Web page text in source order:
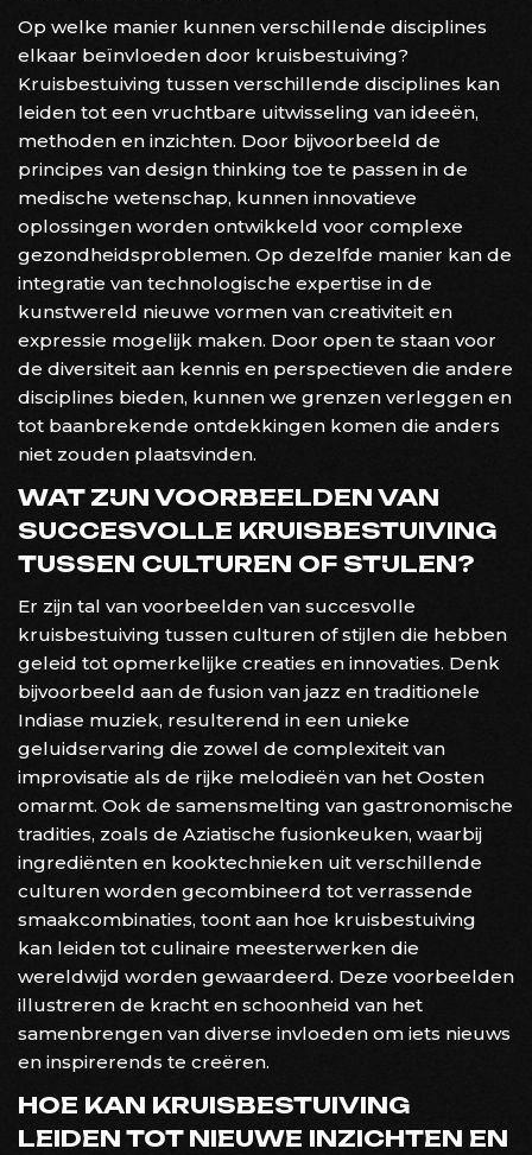
Op welke manier kunnen verschillende disciplines
elkaar beïnvloeden door kruisbestuiving?
Kruisbestuiving tussen verschillende disciplines kan
leiden tot een vruchtbare uitwisseling van ideeën,
methoden en inzichten. Door bijvoorbeeld de
principes van design thinking toe te passen in de
medische wetenschap, kunnen innovatieve
oplossingen worden ontwikkeld voor complexe
gezondheidsproblemen. Op dezelfde manier kan de
integratie van technologische expertise in de
kunstwereld nieuwe vormen van creativiteit en
expressie mogelijk maken. Door open te staan voor
de diversiteit aan kennis en perspectieven die andere
disciplines bieden, kunnen we grenzen verleggen en
tot baanbrekende ontdekkingen komen die anders
niet zouden plaatsvinden.
WAT ZIJN VOORBEELDEN VAN
SUCCESVOLLE KRUISBESTUIVING
TUSSEN CULTUREN OF STIJLEN?
Er zijn tal van voorbeelden van succesvolle
kruisbestuiving tussen culturen of stijlen die hebben
geleid tot opmerkelijke creaties en innovaties. Denk
bijvoorbeeld aan de fusion van jazz en traditionele
Indiase muziek, resulterend in een unieke
geluidservaring die zowel de complexiteit van
improvisatie als de rijke melodieën van het Oosten
omarmt. Ook de samensmelting van gastronomische
tradities, zoals de Aziatische fusionkeuken, waarbij
ingrediënten en kooktechnieken uit verschillende
culturen worden gecombineerd tot verrassende
smaakcombinaties, toont aan hoe kruisbestuiving
kan leiden tot culinaire meesterwerken die
wereldwijd worden gewaardeerd. Deze voorbeelden
illustreren de kracht en schoonheid van het
samenbrengen van diverse invloeden om iets nieuws
en inspirerends te creëren.
HOE KAN KRUISBESTUIVING
LEIDEN TOT NIEUWE INZICHTEN EN